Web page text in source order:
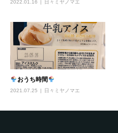
2022.01.16 日々ミヤノマエ
おうち時間
2021.07.25 日々ミヤノマエ